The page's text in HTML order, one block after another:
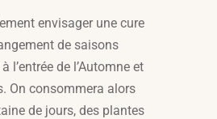
envisager une cure
de saisons
l’entrée de l’Automne et
On consommera alors
de jours, des plantes